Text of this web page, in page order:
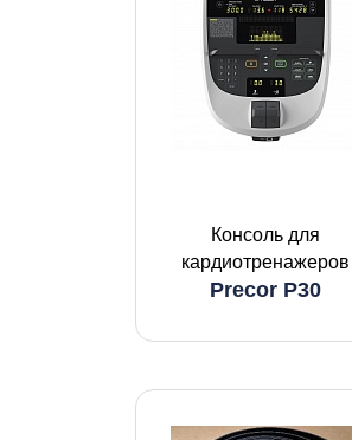
Консоль для
кардиотренажеров
Precor P30